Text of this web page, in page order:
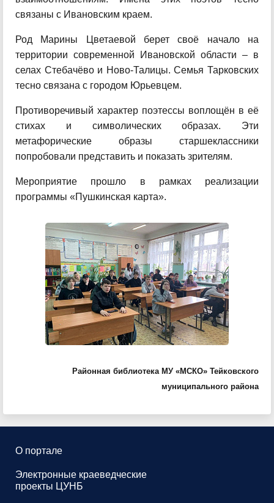
связаны с Ивановским краем.
Род Марины Цветаевой берет своё начало на
территории современной Ивановской области – в
селах Стебачёво и Ново-Талицы. Семья Тарковских
тесно связана с городом Юрьевцем.
Противоречивый характер поэтессы воплощён в её
стихах и символических образах. Эти
метафорические образы старшеклассники
попробовали представить и показать зрителям.
Мероприятие прошло в рамках реализации
программы «Пушкинская карта».
Районная библиотека МУ «МСКО» Тейковского
муниципального района
О портале
Электронные краеведческие
проекты ЦУНБ